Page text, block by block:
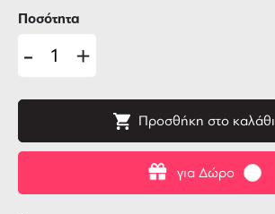
για Δώρο
Ποσότητα
- +
Προσθήκη στο καλάθι